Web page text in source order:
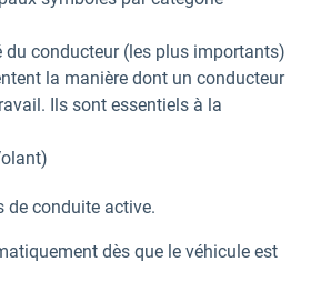
du conducteur (les plus importants)
la manière dont un conducteur
Ils sont essentiels à la
de conduite active.
dès que le véhicule est